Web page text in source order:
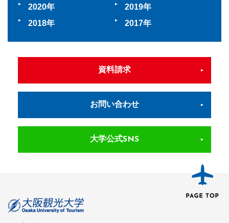
2020
2019
2018
2017
資料請求
お問い合わせ
大学公式SNS